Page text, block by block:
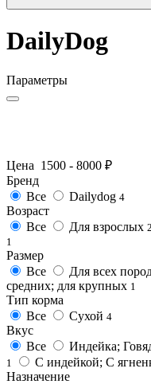
DailyDog
Параметры
Цена 1500 - 8000 ₽
Бренд
Все
Dailydog 4
Возраст
Все
Для взрослых 2
1
Размер
Все
Для всех
средних; для крупных 1
Тип корма
Все
Сухой 4
Вкус
Все
Индейка;
1 С индейкой; С
Назначение